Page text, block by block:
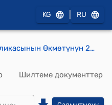
KG RU
Кыргыз Республикасынын Өкмөтүнүн 2006-жылдын 18-сентябрындагы № 661 "Кыргыз Республикасынын Өкмөтүнүн айрым нормативдик укуктук актыларына өзгөртүүлөрдү жана толуктоолорду киргизүү жөнүндө" токтому
Шилтеме документтер